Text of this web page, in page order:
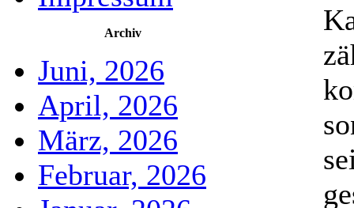
Archiv
Juni, 2026
April, 2026
März, 2026
Februar, 2026